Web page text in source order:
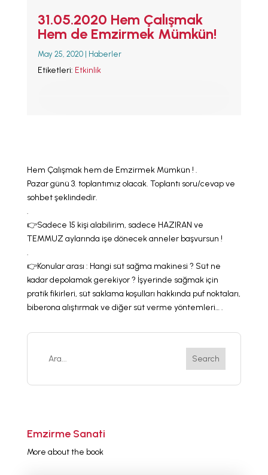
Kitap:
EMZİRME
SANATI
31.05.2020 Hem Çalışmak
Hem de Emzirmek Mümkün!
May 25, 2020| Haberler
Etiketleri: Etkinlik
Hem Çalışmak hem de Emzirmek Mümkün ! .
Pazar günü 3. toplantımız olacak. Toplantı soru/cevap ve
sohbet şeklindedir.
.
👉Sadece 15 kişi alabilirim, sadece HAZIRAN ve
TEMMUZ aylarında işe dönecek anneler başvursun !
.
👉Konular arası : Hangi süt sağma makinesi ? Süt ne
kadar depolamak gerekiyor ? İşyerinde sağmak için
pratik fikirleri, süt saklama koşulları hakkında puf noktaları,
biberona alıştırmak ve diğer süt verme yöntemleri… .
Emzirme Sanati
More about the book